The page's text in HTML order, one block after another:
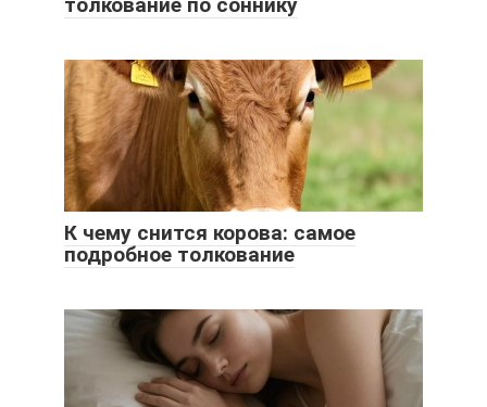
толкование по соннику
К чему снится корова: самое
подробное толкование